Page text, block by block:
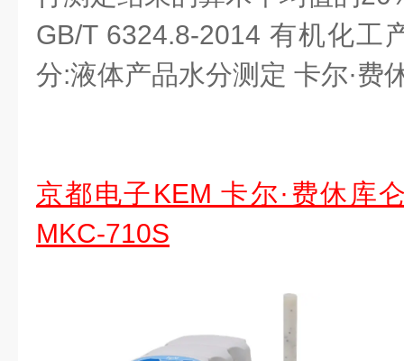
GB/T 6324.8-2014 有机化工
分:液体产品水分测定 卡尔·费
京都电子KEM 卡尔·费休库
MKC-710S